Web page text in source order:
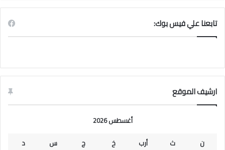
تابعنا علي فيس بوك:
ارشيف الموقع
أغسطس 2026
ن
ث أرب خ ج س
د